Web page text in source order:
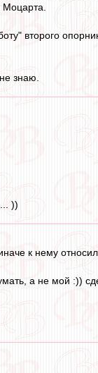
Моцарта.
второго
знаю.
))
к нему
а не мой :))